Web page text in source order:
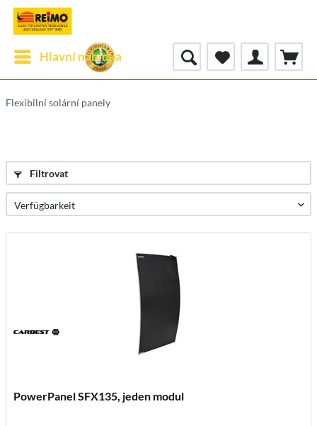
Hlavní nabídka
Flexibilní solární panely
Filtrovat
PowerPanel SFX135, jeden modul